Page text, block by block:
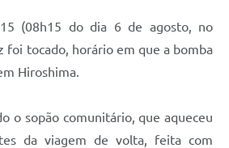
(08h15 do dia 6 de agosto, no
foi tocado, horário em que a bomba
Hiroshima.
o sopão comunitário, que aqueceu
da viagem de volta, feita com